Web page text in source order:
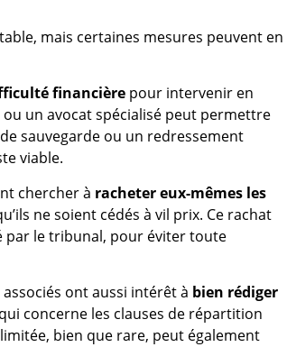
mais certaines mesures peuvent en
financière pour intervenir en
un avocat spécialisé peut permettre
sauvegarde ou un redressement
viable.
chercher à racheter eux-mêmes les
ne soient cédés à vil prix. Ce rachat
par le tribunal, pour éviter toute
ont aussi intérêt à bien rédiger
concerne les clauses de répartition
bien que rare, peut également